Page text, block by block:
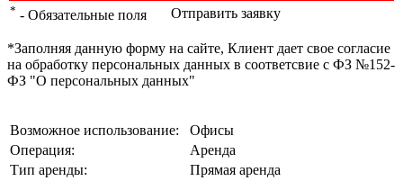
* - Обязательные поля Отправить заявку
*Заполняя данную форму на сайте, Клиент дает свое согласие
на обработку персональных данных в соответсвие с ФЗ №152-
ФЗ "О персональных данных"
Возможное использование:
Офисы
Операция:
Аренда
Тип аренды:
Прямая аренда